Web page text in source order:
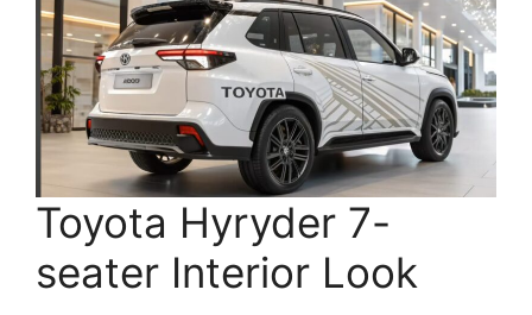
Toyota Hyryder 7-
seater Interior Look